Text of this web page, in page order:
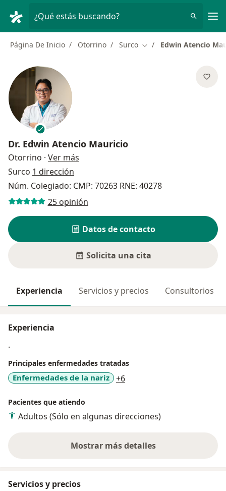
¿Qué estás buscando?
Página De Inicio Otorrino Surco Cambiar de ciudad
Edwin Atencio
Dr. Edwin Atencio Mauricio
Otorrino · Ver más
Surco 1 dirección
Núm. Colegiado: CMP: 70263 RNE: 40278
25 opinión
Datos de contacto
Solicita una cita
Experiencia Servicios y precios Consultorios
Experiencia
.
Principales enfermedades tratadas
Enfermedades de la nariz +6a11y_sr_more_diseases
Pacientes que atiendo
Adultos (Sólo en algunas direcciones)
Mostrar más detalles
sobre la experiencia
Servicios y precios